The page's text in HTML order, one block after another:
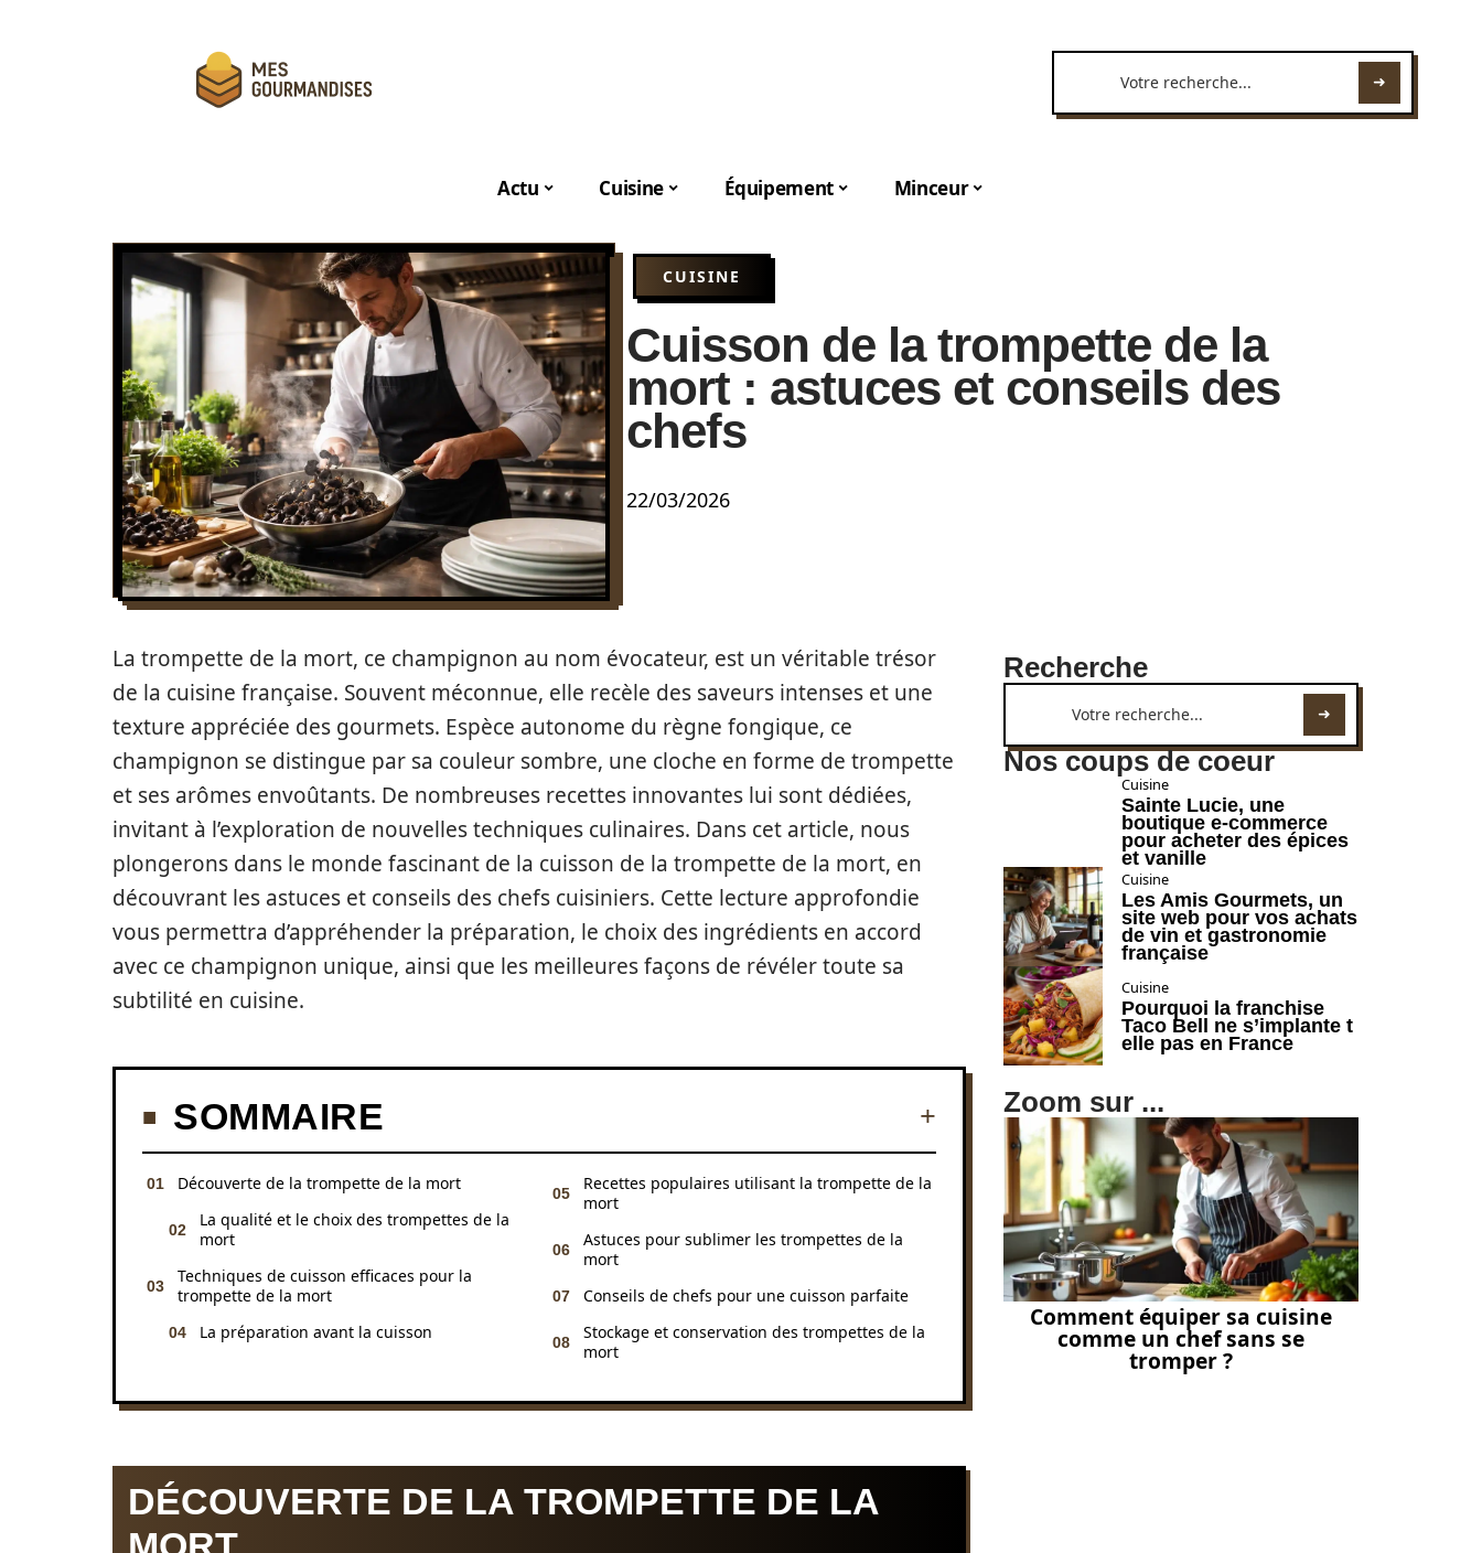
Actu Cuisine Équipement Minceur
CUISINE
Cuisson de la trompette de la
mort : astuces et conseils des
chefs
22/03/2026
La trompette de la mort, ce champignon au nom évocateur, est un véritable trésor
de la cuisine française. Souvent méconnue, elle recèle des saveurs intenses et une
texture appréciée des gourmets. Espèce autonome du règne fongique, ce
champignon se distingue par sa couleur sombre, une cloche en forme de trompette
et ses arômes envoûtants. De nombreuses recettes innovantes lui sont dédiées,
invitant à l’exploration de nouvelles techniques culinaires. Dans cet article, nous
plongerons dans le monde fascinant de la cuisson de la trompette de la mort, en
découvrant les astuces et conseils des chefs cuisiniers. Cette lecture approfondie
vous permettra d’appréhender la préparation, le choix des ingrédients en accord
avec ce champignon unique, ainsi que les meilleures façons de révéler toute sa
subtilité en cuisine.
SOMMAIRE
Découverte de la trompette de la mort
La qualité et le choix des trompettes de la
mort
Techniques de cuisson efficaces pour la
trompette de la mort
La préparation avant la cuisson
Recettes populaires utilisant la trompette de la
mort
Astuces pour sublimer les trompettes de la
mort
Conseils de chefs pour une cuisson parfaite
Stockage et conservation des trompettes de la
mort
DÉCOUVERTE DE LA TROMPETTE DE LA
Recherche
Nos coups de coeur
Cuisine
Sainte Lucie, une
boutique e-commerce
pour acheter des épices
et vanille
Cuisine
Les Amis Gourmets, un
site web pour vos achats
de vin et gastronomie
française
Cuisine
Pourquoi la franchise
Taco Bell ne s’implante t
elle pas en France
Zoom sur ...
Comment équiper sa cuisine
comme un chef sans se
tromper ?